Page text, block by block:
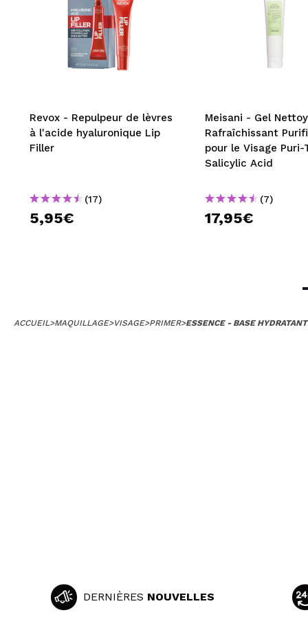
Revox - Repulpeur de lèvres
à l'acide hyaluronique Lip
Filler
(17)
5,95€
Meisani - Gel
Rafraîchissant
pour le Visage Puri-
Salicylic Acid
(7)
17,95€
ACCUEIL>MAQUILLAGE>VISAGE>PRIMER>ESSENCE - BASE
DERNIÈRES NOUVELLES